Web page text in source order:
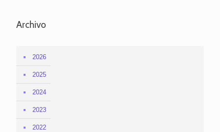
Archivo
2026
2025
2024
2023
2022